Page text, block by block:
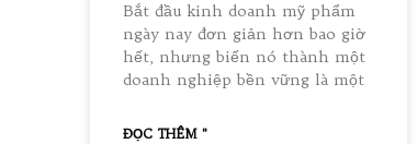
Bắt đầu kinh doanh mỹ phẩm
ngày nay đơn giản hơn bao giờ
hết, nhưng biến nó thành một
doanh nghiệp bền vững là một
ĐỌC THÊM "